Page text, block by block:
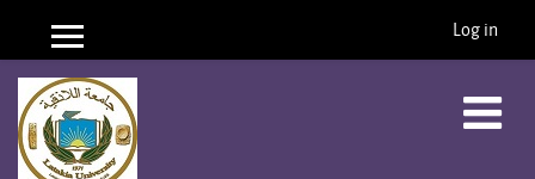
Skip to main content
Side panel Log in